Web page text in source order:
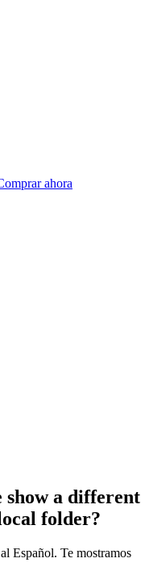
ahora
show a different
folder?
Español. Te mostramos